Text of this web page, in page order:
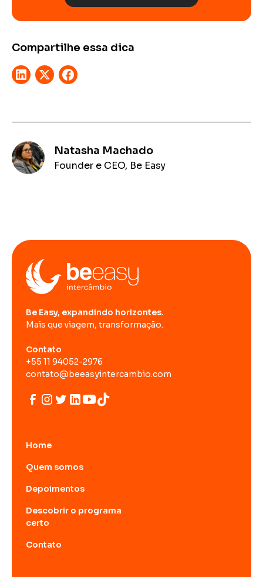
Compartilhe essa dica
Natasha Machado
Founder e CEO, Be Easy
Be Easy, expandindo horizontes.
Mais que viagem, transformação.
Contato
+55 11 94052-2976
contato@beeasyintercambio.com
Home
Quem somos
Depoimentos
Descobrir o programa
certo
Contato